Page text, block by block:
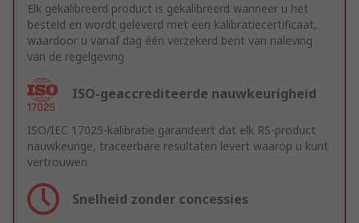
Elk gekalibreerd product is gekalibreerd wanneer u het
besteld en wordt geleverd met een kalibratiecertificaat,
waardoor u vanaf dag één verzekerd bent van naleving
van de regelgeving
ISO-geaccrediteerde nauwkeurigheid
ISO/IEC 17025-kalibratie garandeert dat elk RS-product
nauwkeurige, traceerbare resultaten levert waarop u kunt
vertrouwen
Snelheid zonder concessies